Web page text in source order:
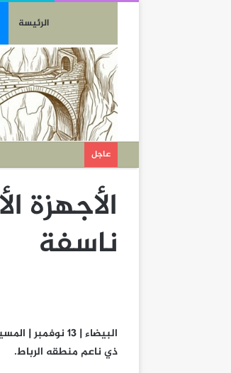
الرئيسة
عاجل
الأجهزة
ناسفة
البيضاء | 13
ذي ناعم منطقه الرباط.